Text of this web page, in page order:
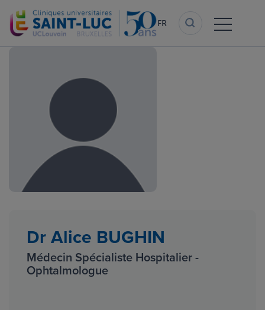
au
contenu
FR
Dr Alice BUGHIN
Médecin Spécialiste Hospitalier -
Ophtalmologue